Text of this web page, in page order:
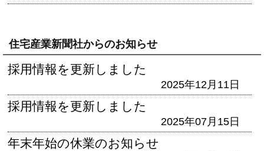
住宅産業新聞社からのお知らせ
採用情報を更新しました
2025年12月11日
採用情報を更新しました
2025年07月15日
年末年始の休業のお知らせ